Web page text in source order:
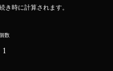
き時に計算されます。
数